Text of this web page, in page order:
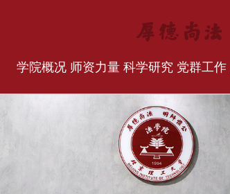
学院概况 师资力量 科学研究 党群工作